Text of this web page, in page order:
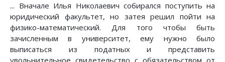
... Вначале Илья Николаевич собирался поступить на
юридический факультет, но затея решил пойти на
физико-математический. Для того чтобы быть
зачисленным в университет, ему нужно было
выписаться из податных и представить